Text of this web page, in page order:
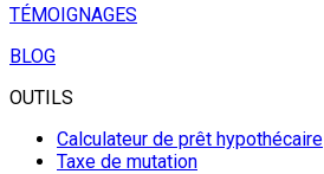
TÉMOIGNAGES
BLOG
OUTILS
Calculateur de prêt hypothécaire
Taxe de mutation